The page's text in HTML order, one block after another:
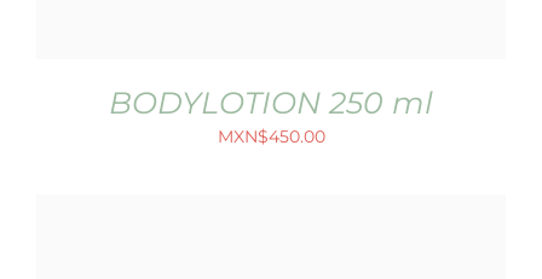
BODYLOTION 250 ml
MXN$450.00